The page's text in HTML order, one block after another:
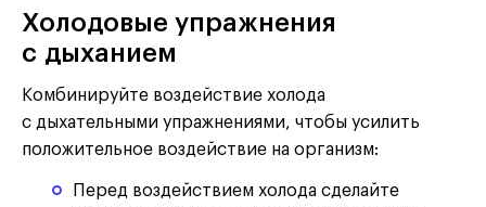
Холодовые упражнения
с дыханием
Комбинируйте воздействие холода
с дыхательными упражнениями, чтобы усилить
положительное воздействие на организм:
Перед воздействием холода сделайте